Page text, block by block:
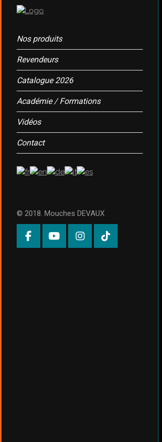
Nos produits
Revendeurs
Catalogue 2026
Académie / Formations
Vidéos
Contact
© 2018. Mouches DEVAUX